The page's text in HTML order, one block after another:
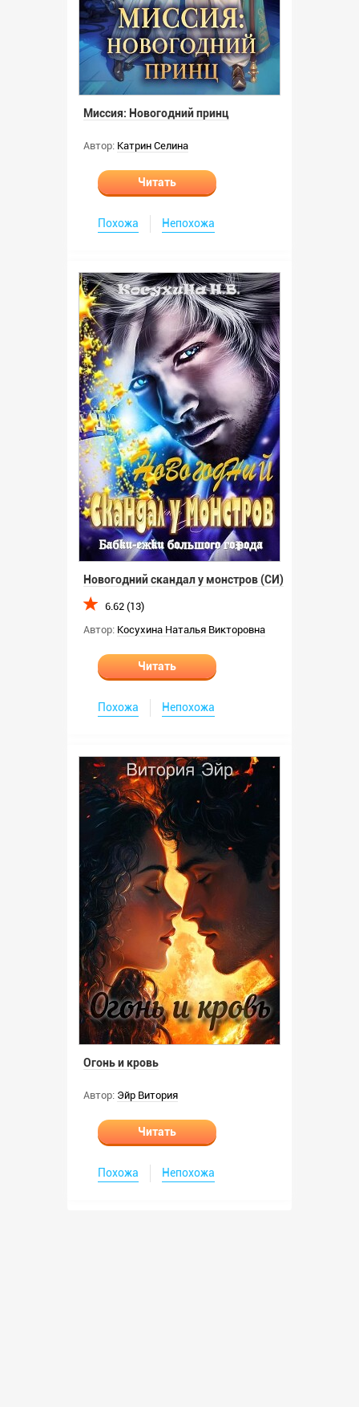
Миссия: Новогодний принц
Автор: Катрин Селина
Читать
Похожа Непохожа
Новогодний скандал у монстров (СИ)
6.62 (13)
Автор: Косухина Наталья Викторовна
Читать
Похожа Непохожа
Огонь и кровь
Автор: Эйр Витория
Читать
Похожа Непохожа